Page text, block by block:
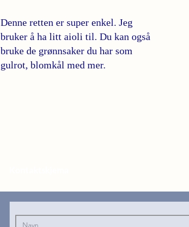
Denne retten er super enkel. Jeg
bruker å ha litt aioli til. Du kan også
bruke de grønnsaker du har som
gulrot, blomkål med mer.